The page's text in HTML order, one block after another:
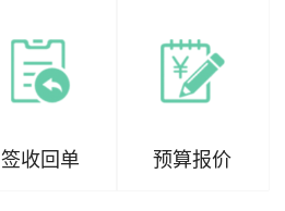
签收回单 预算报价